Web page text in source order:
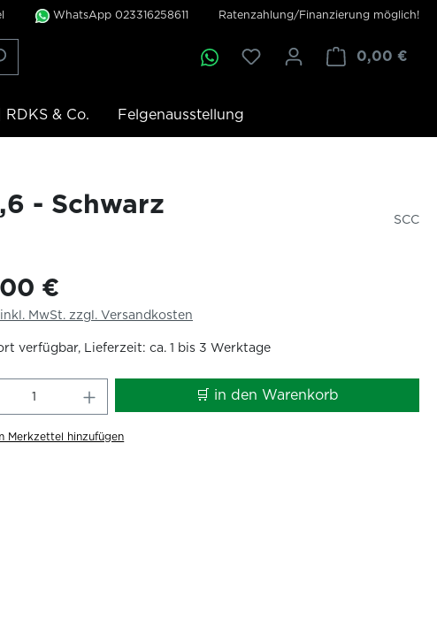
WhatsApp 023316258611 Ratenzahlung/Finanzierung möglich!
0,00 €
& Co. Felgenausstellung
- Schwarz
SCC
€
MwSt. zzgl. Versandkosten
verfügbar, Lieferzeit: ca. 1 bis 3 Werktage
Anzahl: Gib den gewünschten
🛒 in den Warenkorb
Merkzettel hinzufügen